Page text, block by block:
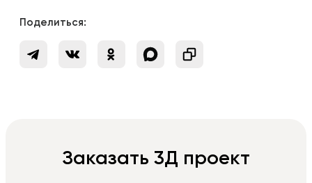
Поделиться:
Заказать 3Д проект